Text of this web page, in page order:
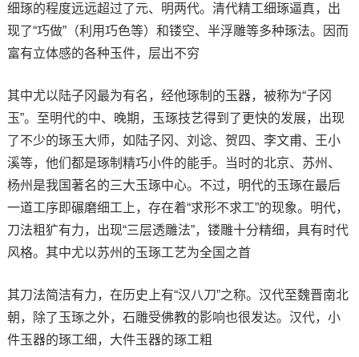
细琢的程度远远超过了元、明两代。清代精工细琢逼真，出
现了“巧做”（利用巧色等）和镂空、半浮雕等多种琢法。因而
富有立体感的各种玉件，层出不穷
其中尤以陆子冈最为有名，经他琢制的玉器，被称为“子冈
玉”。至明代的中、晚期，玉琢技艺得到了更快的发展，出现
了不少的琢玉大师，如陆子冈、刘谂、贺四、李文甫、王小
溪等，他们都是琢制精巧小件的能手。当时的北京、苏州、
杨州是我国著名的三大玉琢中心。不过，明代的玉琢在最后
一道工序即碾磨细工上，存在着“求形不求工”的现象。明代，
刀法粗犷有力，出现“三层透雕法”，镂雕十分精细，具有时代
风格。其中尤以苏州的玉琢工艺为全国之首
其刀法简洁有力，在历史上有“汉八刀”之称。汉代至魏晋南北
朝，除了玉琢之外，石雕受佛教的影响也很发达。汉代，小
件玉器的琢工细，大件玉器的琢工粗